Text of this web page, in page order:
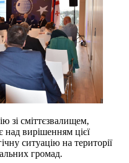
зі сміттєзвалищем,
вирішенням цієї
ситуацію на території
громад.